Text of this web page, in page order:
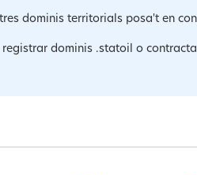
dominis territorials posa't en
dominis .statoil o